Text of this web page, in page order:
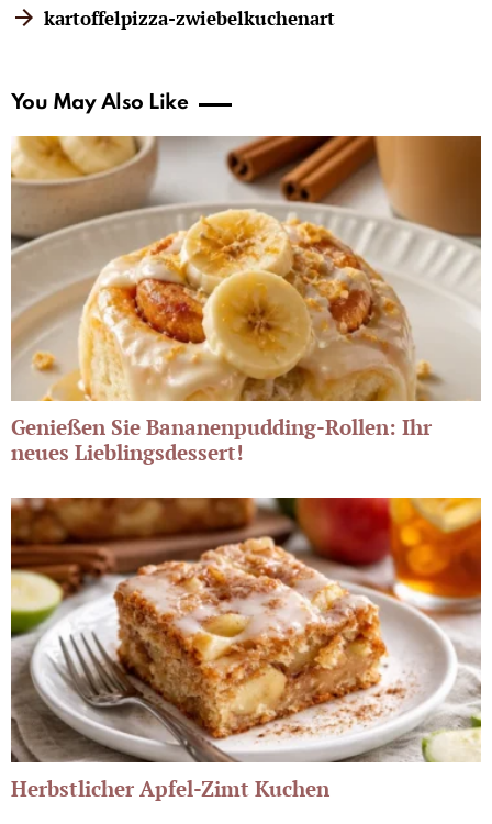
kartoffelpizza-zwiebelkuchenart
You May Also Like
Genießen Sie Bananenpudding-Rollen: Ihr
neues Lieblingsdessert!
Herbstlicher Apfel-Zimt Kuchen